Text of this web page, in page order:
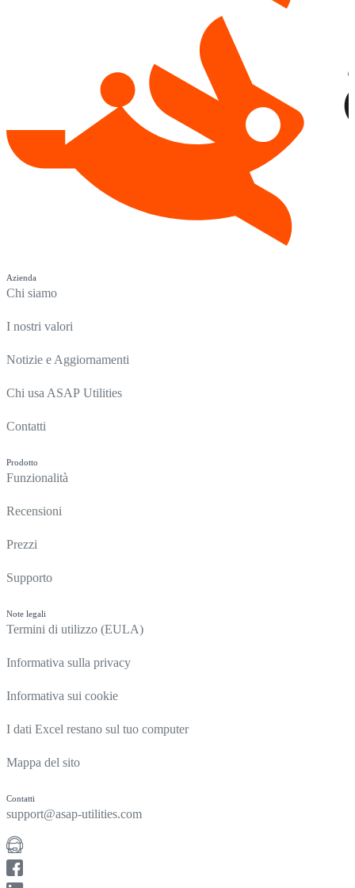
Azienda
Chi siamo
I nostri valori
Notizie e Aggiornamenti
Chi usa ASAP Utilities
Contatti
Prodotto
Funzionalità
Recensioni
Prezzi
Supporto
Note legali
Termini di utilizzo (EULA)
Informativa sulla privacy
Informativa sui cookie
I dati Excel restano sul tuo computer
Mappa del sito
Contatti
support@asap-utilities.com